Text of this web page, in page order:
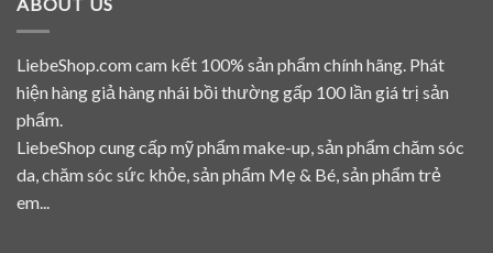
ABOUT US
LiebeShop.com cam kết 100% sản phẩm chính hãng. Phát
hiện hàng giả hàng nhái bồi thường gấp 100 lần giá trị sản
phẩm.
LiebeShop cung cấp mỹ phẩm make-up, sản phẩm chăm sóc
da, chăm sóc sức khỏe, sản phẩm Mẹ & Bé, sản phẩm trẻ
em...